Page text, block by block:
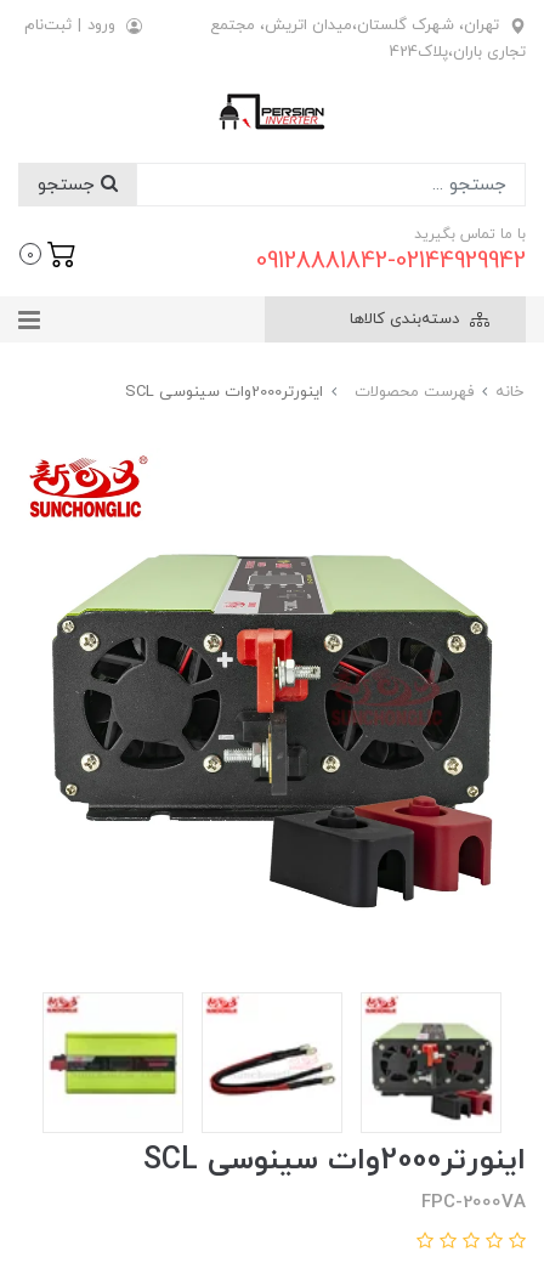
تهران، شهرک گلستان،میدان اتریش، مجتمع
تجاری باران،پلاک424
ورود | ثبت‌نام
با ما تماس بگیرید
09128881842-02144929942
0
دسته‌بندی کالاها
خانه فهرست محصولات اینورتر2000وات سینوسی SCL
اینورتر2000وات سینوسی SCL
FPC-2000VA